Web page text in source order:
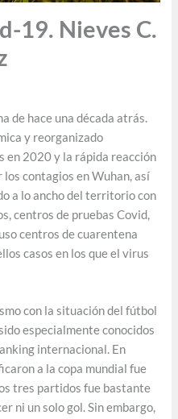
19. Nieves C.
de hace una década atrás.
y reorganizado
en 2020 y la rápida reacción
contagios en Wuhan, así
a lo ancho del territorio con
centros de pruebas Covid,
centros de cuarentena
casos en los que el virus
con la situación del fútbol
especialmente conocidos
internacional. En
a la copa mundial fue
tres partidos fue bastante
ni un solo gol. Sin embargo,